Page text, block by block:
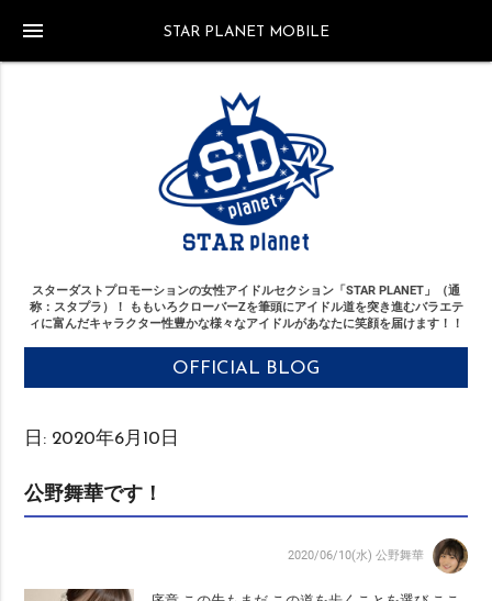
STAR PLANET MOBILE
menu
スターダストプロモーションの女性アイドルセクション「STAR PLANET」（通
称：スタプラ）！
ももいろクローバーZを筆頭にアイドル道を突き進むバラエテ
ィに富んだキャラクター性豊かな様々なアイドルがあなたに笑顔を届けます！！
OFFICIAL BLOG
日: 2020年6月10日
公野舞華です！
2020/06/10(水) 公野舞華